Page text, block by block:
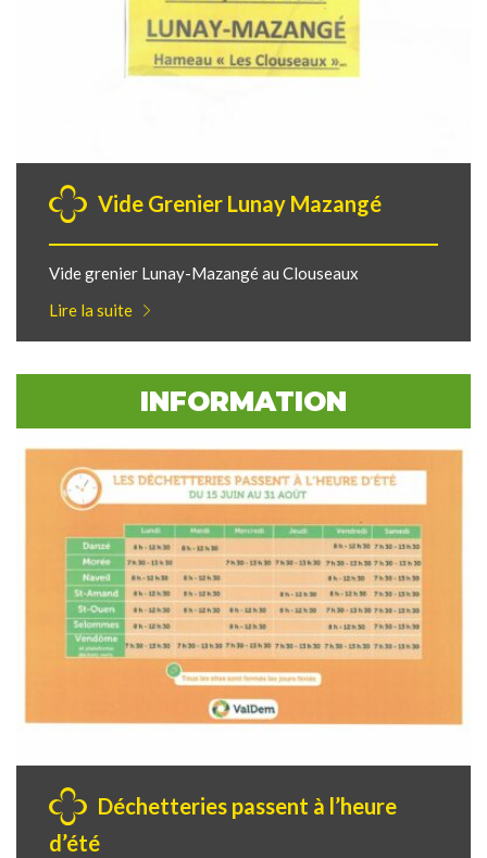
Vide Grenier Lunay Mazangé
Vide grenier Lunay-Mazangé au Clouseaux
Lire la suite
INFORMATION
Déchetteries passent à l’heure
d’été